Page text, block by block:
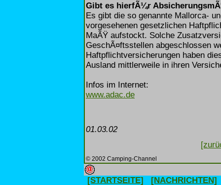
Gibt es hierfÃ¼r
Es gibt die so genannte Mallorca-
vorgesehenen gesetzlichen
MaÃŸ aufstockt. Solche
GeschÃ¤ftsstellen abgeschlossen
Haftpflichtversicherungen haben
Ausland mittlerweile in ihren
Infos im Internet:
www.adac.de
01.03.02
© 2002 Camping-Channel
[STARTSEITE] [NACHRICHTEN]